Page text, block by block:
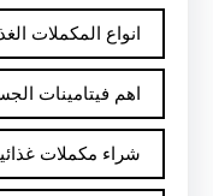
انواع المكملات
اهم فيتامينات
شراء مكملات